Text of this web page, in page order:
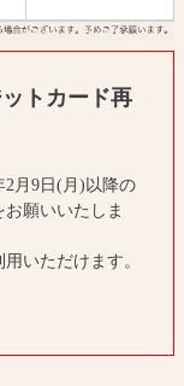
トカード再
2月9日(月)以降の
願いいたしま
いただけます。